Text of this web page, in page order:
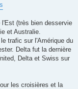
(très bien desservie
et Australie.
trafic sur l'Amérique du
Delta fut la dernière
Delta et Swiss sur
les croisières et la